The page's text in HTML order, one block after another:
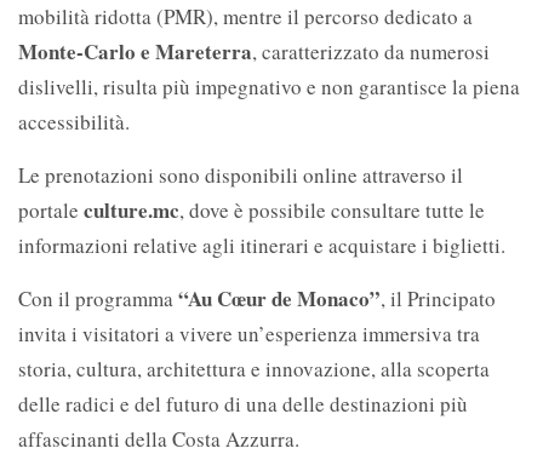
mobilità ridotta (PMR), mentre il percorso dedicato a
Monte-Carlo e Mareterra, caratterizzato da numerosi
dislivelli, risulta più impegnativo e non garantisce la piena
accessibilità.
Le prenotazioni sono disponibili online attraverso il
portale culture.mc, dove è possibile consultare tutte le
informazioni relative agli itinerari e acquistare i biglietti.
Con il programma “Au Cœur de Monaco”, il Principato
invita i visitatori a vivere un’esperienza immersiva tra
storia, cultura, architettura e innovazione, alla scoperta
delle radici e del futuro di una delle destinazioni più
affascinanti della Costa Azzurra.